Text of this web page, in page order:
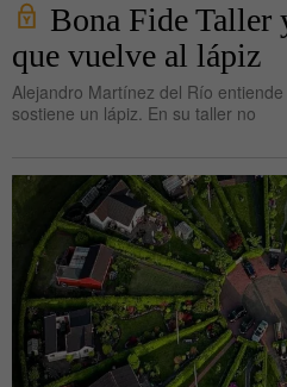
Bona Fide Taller
que vuelve al lápiz
Alejandro Martínez del Río
sostiene un lápiz. En su taller no